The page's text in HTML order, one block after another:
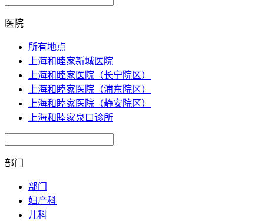
医院
所有地点
上海和睦家新城医院
上海和睦家医院（长宁院区）
上海和睦家医院（浦东院区）
上海和睦家医院（静安院区）
上海和睦家泉口诊所
部门
部门
妇产科
儿科